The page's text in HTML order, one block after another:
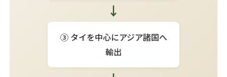
↓
③ タイを中心にアジア諸国へ
輸出